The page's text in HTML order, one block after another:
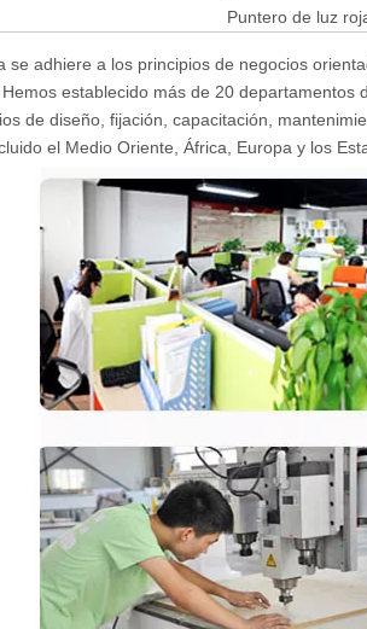
Puntero de luz
se adhiere a los principios de negocios
establecido más de 20
de diseño, fijación, capacitación,
el Medio Oriente, África, Europa y los